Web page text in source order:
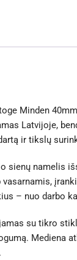
Minden
Latvijoje,
ir tikslų
sienų namelis
– nuo darbo
su tikro
Mediena